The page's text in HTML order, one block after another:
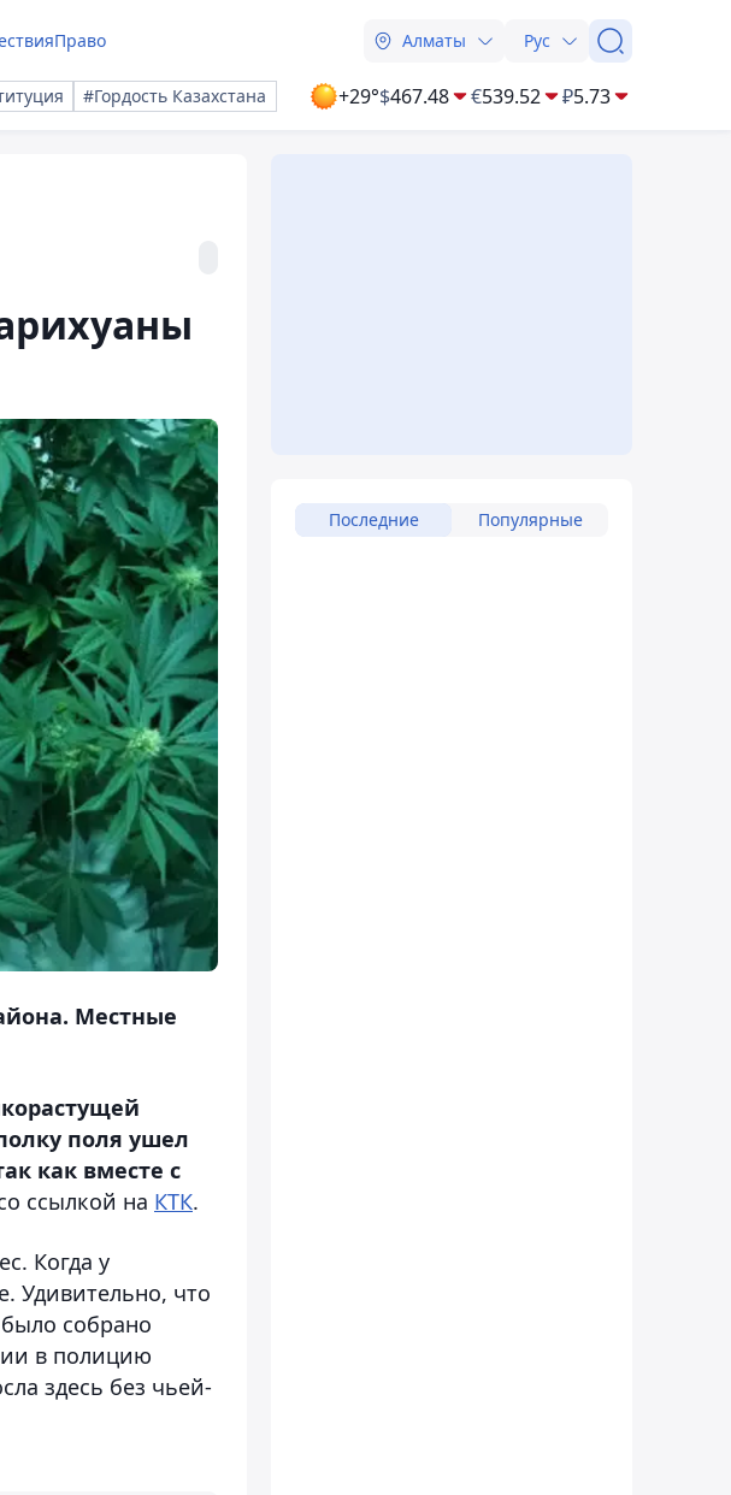
Право Алматы Рус
#Гордость Казахстана +29°$467.48 €539.52 ₽5.73
Местные
поля ушел
как вместе с
ссылкой на КТК.
Когда у
Удивительно, что
собрано
в полицию
здесь без чьей-
Последние Популярные